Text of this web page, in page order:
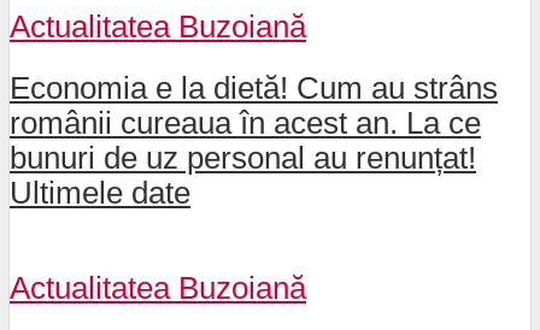
Actualitatea Buzoiană
Economia e la dietă! Cum au strâns
românii cureaua în acest an. La ce
bunuri de uz personal au renunțat!
Ultimele date
Actualitatea Buzoiană